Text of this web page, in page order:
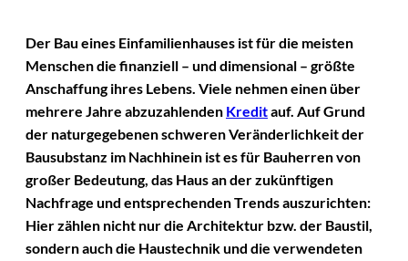
Der Bau eines Einfamilienhauses ist für die meisten
Menschen die finanziell – und dimensional – größte
Anschaffung ihres Lebens. Viele nehmen einen über
mehrere Jahre abzuzahlenden Kreditauf. Auf Grund
der naturgegebenen schweren Veränderlichkeit der
Bausubstanz im Nachhinein ist es für Bauherren von
großer Bedeutung, das Haus an der zukünftigen
Nachfrage und entsprechenden Trends auszurichten:
Hier zählen nicht nur die Architektur bzw. der Baustil,
sondern auch die Haustechnik und die verwendeten